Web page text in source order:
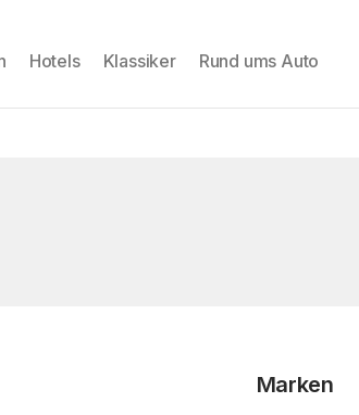
Hotels Klassiker Rund ums Auto
Marken